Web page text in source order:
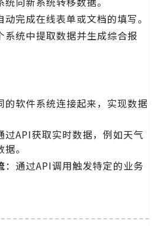
动完成在线表单或文档的填写。
系统中提取数据并生成综合报
的软件系统连接起来，实现数据
过API获取实时数据，例如天气
。
：通过API调用触发特定的业务